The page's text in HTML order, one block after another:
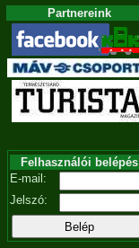
Partnereink
Felhasználói belépés
E-mail:
Jelszó: